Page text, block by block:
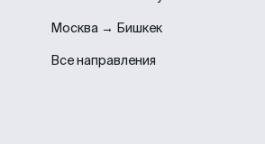
Москва → Бишкек
Все направления